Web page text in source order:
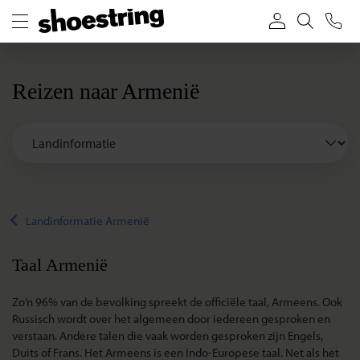
Reizen naar Armenië
Landinformatie Armenië
Taal Armenië
Zo’n 96% van de bevolking spreekt de officiële taal, Armeens. Ook
Russisch wordt over het algemeen door iedereen gesproken en
verstaan. Andere talen die vaak worden gesproken zijn Engels,
Duits of Frans. Het Armeens is een Indo-Europese taal. Net als het